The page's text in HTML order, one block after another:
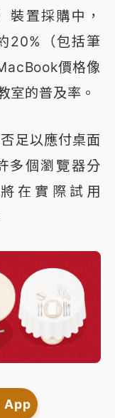
裝置採購中，
20%（包括筆
價格像
室的普及率。
足以應付桌面
多個瀏覽器分
在實際試用
App